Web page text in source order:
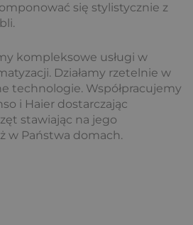
się stylistycznie z
kompleksowe usługi w
Działamy rzetelnie w
technologie. Współpracujemy
i Haier dostarczając
stawiając na jego
w Państwa domach.